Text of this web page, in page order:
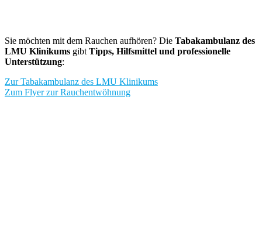
Sie möchten mit dem Rauchen aufhören? Die Tabakambulanz des
LMU Klinikums gibt Tipps, Hilfsmittel und professionelle
Unterstützung:
Zur Tabakambulanz des LMU Klinikums
Zum Flyer zur Rauchentwöhnung